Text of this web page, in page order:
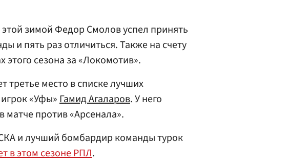
зимой Федор Смолов успел принять
и пять раз отличиться. Также на счету
этого сезона за «Локомотив».
место в списке лучших
«Уфы»Гамид Агаларов. У него
матче против «Арсенала».
и лучший бомбардир команды турок
в этом сезоне РПЛ.